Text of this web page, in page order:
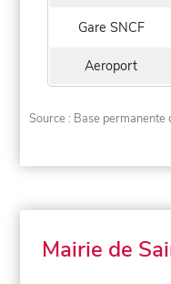
Gare SNCF
Aeroport
Source : Base permanente
Mairie de